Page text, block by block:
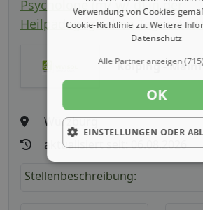
Psychologe (m/ w/ d) in der
Heilpädagogischen
Kolping -
Würzburg
aktualisiert seit: 06.08.2026
Stellenbeschreibung:
Verwendung von Cookies
Cookie-Richtlinie zu.Weitere
Datenschutz
Alle Partner anzeigen
OK
EINSTELLUNGEN ODER